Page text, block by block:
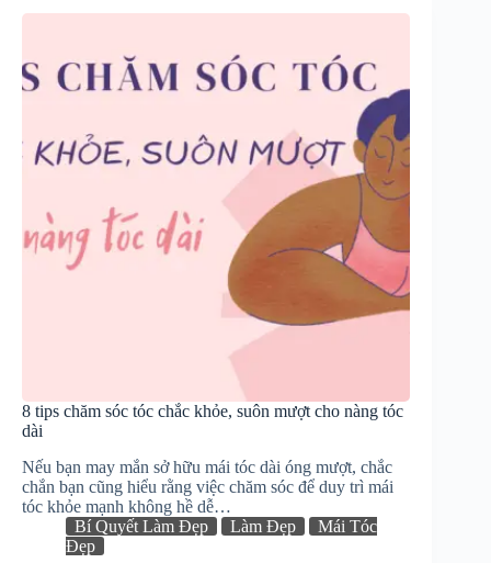
8 tips chăm sóc tóc chắc khỏe, suôn mượt cho nàng tóc
dài
Nếu bạn may mắn sở hữu mái tóc dài óng mượt, chắc
chắn bạn cũng hiểu rằng việc chăm sóc để duy trì mái
tóc khỏe mạnh không hề dễ…
Bí Quyết Làm Đẹp
Làm Đẹp
Mái Tóc
Đẹp